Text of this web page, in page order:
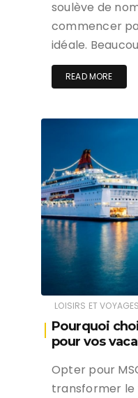
soulève de
commencer
idéale.
READ MORE
LOISIRS ET VOYAGES
Pourquoi
pour vos
Opter pour
transformer le